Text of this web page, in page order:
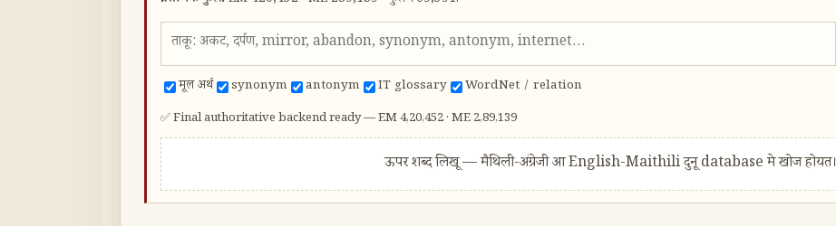
मूल अर्थ synonym antonym IT glossary
WordNet / relation
✅ Final authoritative backend ready — EM 4,20,452 · ME 2,89,139
ऊपर शब्द लिखू — मैथिली-अंग्रेजी आ English-Maithili दुनू database मे खोज होयत।